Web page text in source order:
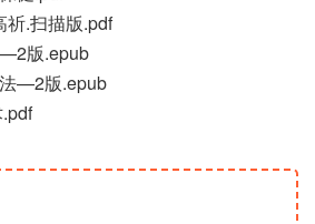
祈.扫描版.pdf
版.epub
—2版.epub